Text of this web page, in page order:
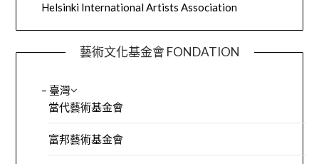
Helsinki International Artists Association
藝術文化基金會 FONDATION
– 臺灣
當代藝術基金會
富邦藝術基金會